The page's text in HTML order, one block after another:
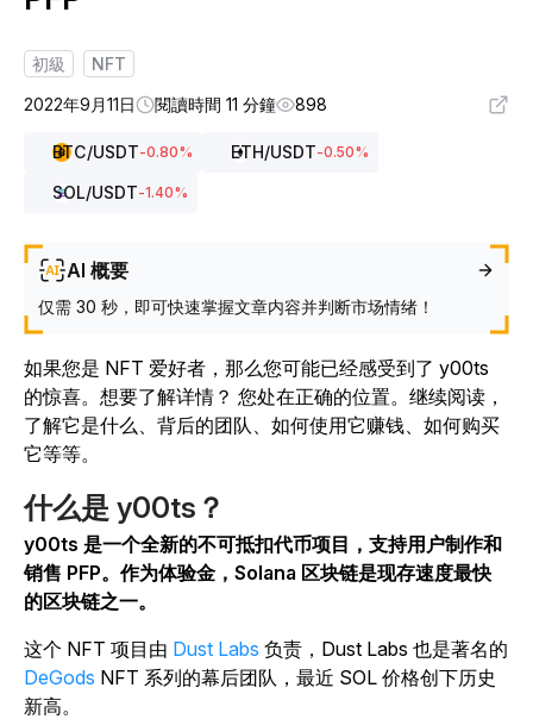
初級
NFT
2022年9月11日
閱讀時間 11 分鐘 898
BTC/USDT-0.80% ETH/USDT-0.50%
SOL/USDT-1.40%
AI 概要
仅需 30 秒，即可快速掌握文章内容并判断市场情绪！
如果您是 NFT 爱好者，那么您可能已经感受到了 y00ts
的惊喜。想要了解详情？ 您处在正确的位置。继续阅读，
了解它是什么、背后的团队、如何使用它赚钱、如何购买
它等等。
什么是 y00ts？
y00ts 是一个全新的不可抵扣代币项目，支持用户制作和
销售 PFP。作为体验金，Solana 区块链是现存速度最快
的区块链之一。
这个 NFT 项目由 Dust Labs 负责，Dust Labs 也是著名的
DeGods NFT 系列的幕后团队，最近 SOL 价格创下历史
新高。